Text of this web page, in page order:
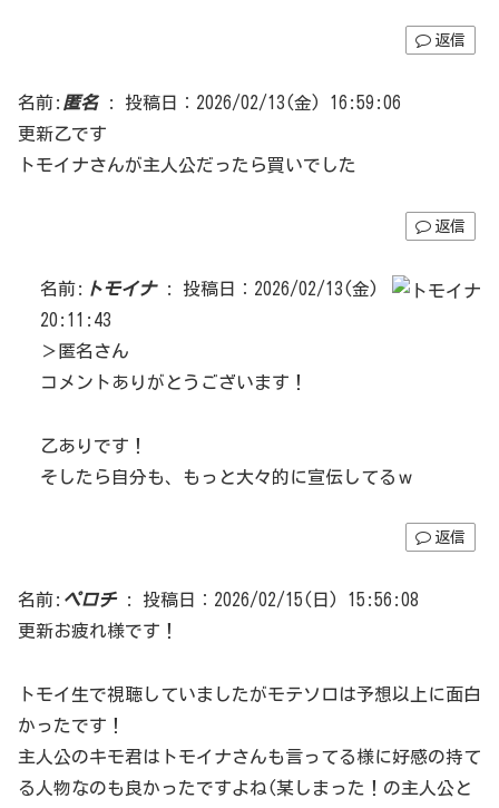
返信
名前: 匿名:
投稿日：2026/02/13(金) 16:59:06
更新乙です
トモイナさんが主人公だったら買いでした
返信
名前: トモイナ:
投稿日：2026/02/13(金)
20:11:43
＞匿名さん
コメントありがとうございます！
乙ありです！
そしたら自分も、もっと大々的に宣伝してるｗ
返信
名前: ペロチ:
投稿日：2026/02/15(日) 15:56:08
更新お疲れ様です！
トモイ生で視聴していましたがモテソロは予想以上に面白
かったです！
主人公のキモ君はトモイナさんも言ってる様に好感の持て
る人物なのも良かったですよね(某しまった！の主人公と